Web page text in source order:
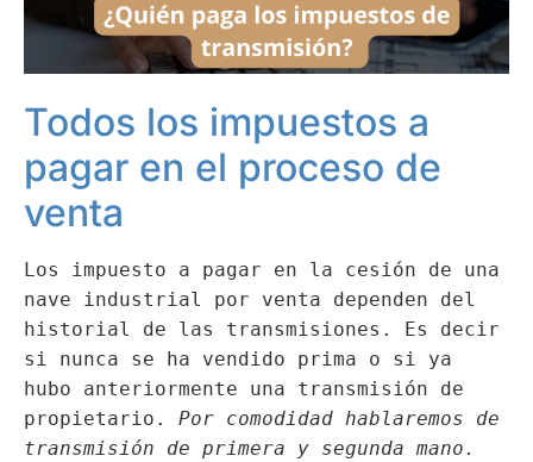
Todos los impuestos a
pagar en el proceso de
venta
Los impuesto a pagar en la cesión de una
nave industrial por venta dependen del
historial de las transmisiones. Es decir
si nunca se ha vendido prima o si ya
hubo anteriormente una transmisión de
propietario. Por comodidad hablaremos de
transmisión de primera y segunda mano.